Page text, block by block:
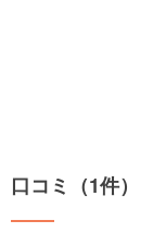
口コミ（1件）